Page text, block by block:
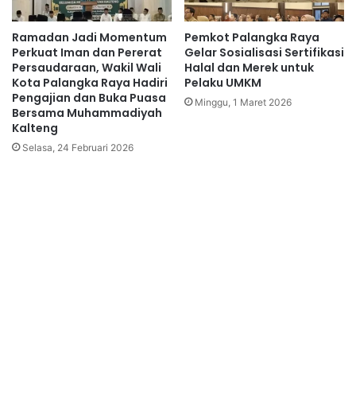
Ramadan Jadi Momentum
Perkuat Iman dan Pererat
Persaudaraan, Wakil Wali
Kota Palangka Raya Hadiri
Pengajian dan Buka Puasa
Bersama Muhammadiyah
Kalteng
Selasa, 24 Februari 2026
Pemkot Palangka Raya
Gelar Sosialisasi Sertifikasi
Halal dan Merek untuk
Pelaku UMKM
Minggu, 1 Maret 2026